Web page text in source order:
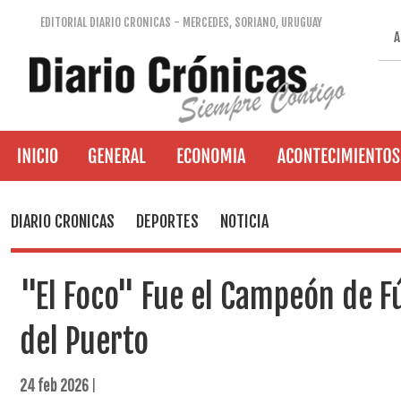
EDITORIAL DIARIO CRONICAS - MERCEDES, SORIANO, URUGUAY
DIARIO CRONICAS DEPORTES NOTICIA
"El Foco" Fue el Campeón de
del Puerto
24 feb 2026 |